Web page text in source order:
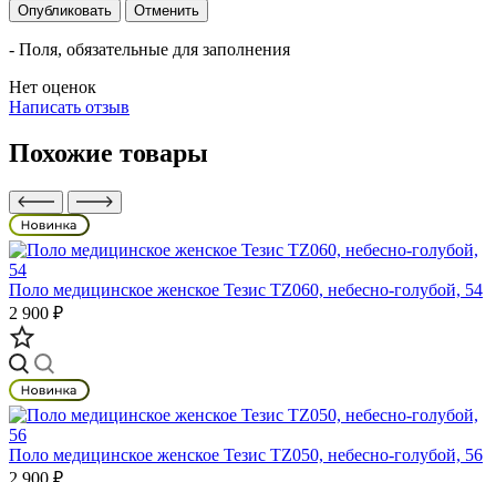
Опубликовать Отменить
- Поля, обязательные для заполнения
Нет оценок
Написать отзыв
Похожие товары
Поло медицинское женское Тезис TZ060, небесно-голубой, 54
2 900 ₽
Поло медицинское женское Тезис TZ050, небесно-голубой, 56